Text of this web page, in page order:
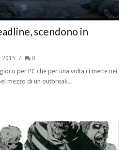
scendono in
2015 0
per PC che per una volta ci mette nei
mezzo di un outbreak...